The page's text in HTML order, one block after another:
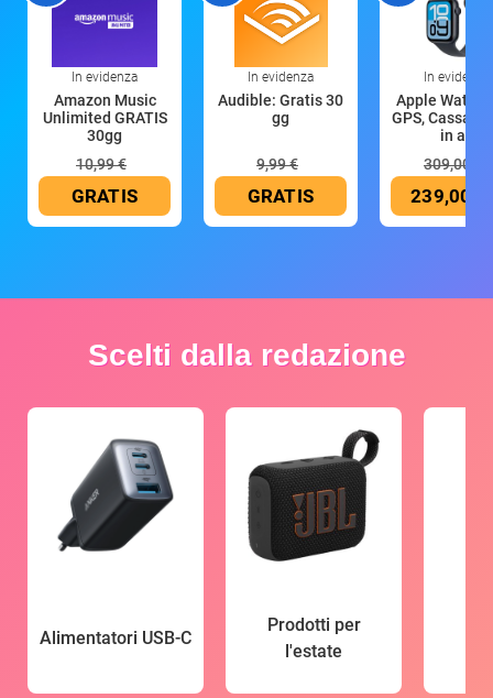
In evidenza
Amazon Music
Unlimited GRATIS
30gg
10,99 €
GRATIS
In evidenza
Audible: Gratis 30
gg
9,99 €
GRATIS
In evidenza
Apple Watch
GPS, Cassa
in all
309,00 €
239,00 €
Scelti dalla redazione
Alimentatori USB-C
Prodotti per
l'estate